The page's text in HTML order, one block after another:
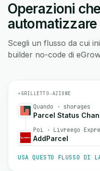
Operazioni
automatizzare
Scegli un flusso da cui
builder no-code di
⚡ GRILLETTO→AZIONE
Quando · shorages
Parcel Status
Poi · Livreego
AddParcel
USA QUESTO FLUSSO DI